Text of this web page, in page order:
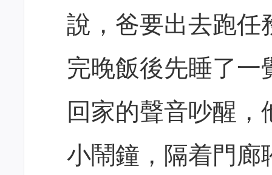
說，爸要出去跑任
完晚飯後先睡了一
回家的聲音吵醒
小鬧鐘，隔着門廊